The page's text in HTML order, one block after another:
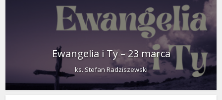
Ewangelia i Ty – 23 marca
ks. Stefan Radziszewski